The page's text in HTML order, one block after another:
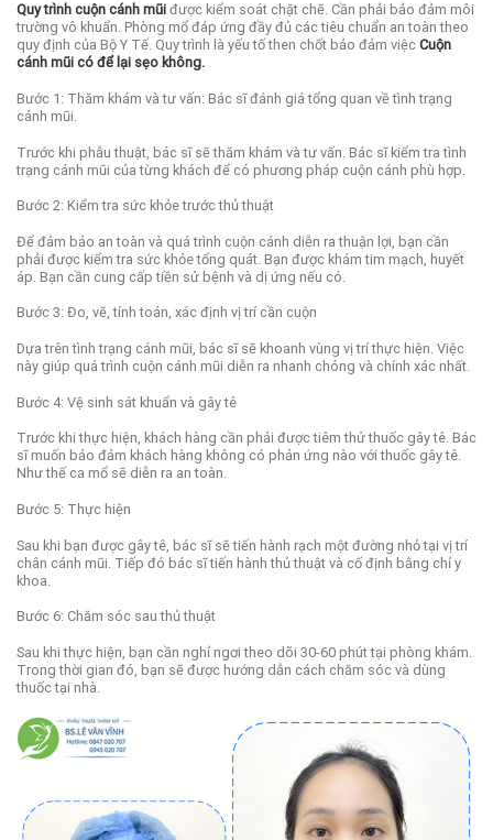
Quy trình cuộn cánh mũi được kiểm soát chặt chẽ. Cần phải bảo đảm môi
trường vô khuẩn. Phòng mổ đáp ứng đầy đủ các tiêu chuẩn an toàn theo
quy định của Bộ Y Tế. Quy trình là yếu tố then chốt bảo đảm việc Cuộn
cánh mũi có để lại sẹo không.
Bước 1: Thăm khám và tư vấn: Bác sĩ đánh giá tổng quan về tình trạng
cánh mũi.
Trước khi phẫu thuật, bác sĩ sẽ thăm khám và tư vấn. Bác sĩ kiểm tra tình
trạng cánh mũi của từng khách để có phương pháp cuộn cánh phù hợp.
Bước 2️: Kiểm tra sức khỏe trước thủ thuật
Để đảm bảo an toàn và quá trình cuộn cánh diễn ra thuận lợi, bạn cần
phải được kiểm tra sức khỏe tổng quát. Bạn được khám tim mạch, huyết
áp. Bạn cần cung cấp tiền sử bệnh và dị ứng nếu có.
Bước 3: Đo, vẽ, tính toán, xác định vị trí cần cuộn
Dựa trên tình trạng cánh mũi, bác sĩ sẽ khoanh vùng vị trí thực hiện. Việc
này giúp quá trình cuộn cánh mũi diễn ra nhanh chóng và chính xác nhất.
Bước 4: Vệ sinh sát khuẩn và gây tê
Trước khi thực hiện, khách hàng cần phải được tiêm thử thuốc gây tê. Bác
sĩ muốn bảo đảm khách hàng không có phản ứng nào với thuốc gây tê.
Như thế ca mổ sẽ diễn ra an toàn.
Bước 5: Thực hiện
Sau khi bạn được gây tê, bác sĩ sẽ tiến hành rạch một đường nhỏ tại vị trí
chân cánh mũi. Tiếp đó bác sĩ tiến hành thủ thuật và cố định bằng chỉ y
khoa.
Bước 6: Chăm sóc sau thủ thuật
Sau khi thực hiện, bạn cần nghỉ ngơi theo dõi 30-60 phút tại phòng khám.
Trong thời gian đó, bạn sẽ được hướng dẫn cách chăm sóc và dùng
thuốc tại nhà.